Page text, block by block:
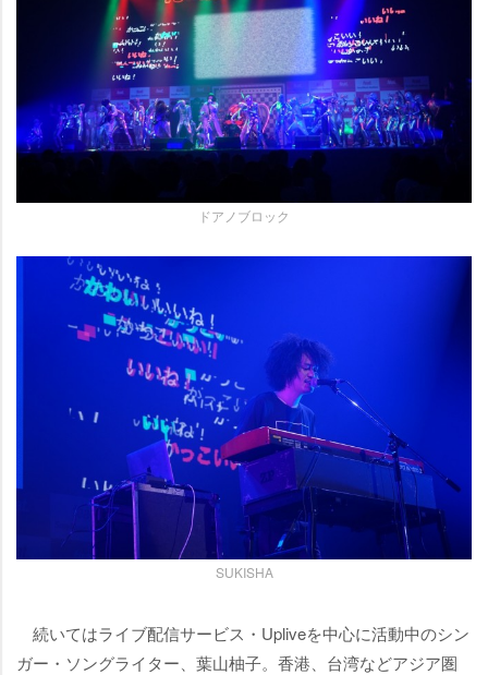
ドアノブロック
SUKISHA
続いてはライブ配信サービス・Upliveを中心に活動中のシン
ガー・ソングライター、葉山柚子。香港、台湾などアジア圏